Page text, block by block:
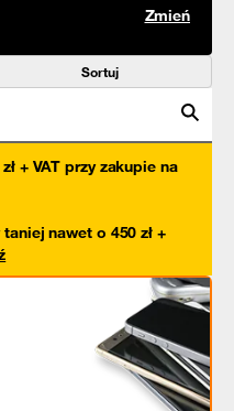
Zmień
Sortuj
+ VAT przy zakupie na
nawet o 450 zł +